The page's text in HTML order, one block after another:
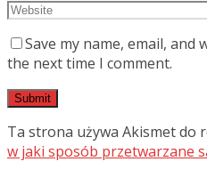
Save my name, email,
the next time I comment.
Ta strona używa Akismet do
w jaki sposób przetwarzane